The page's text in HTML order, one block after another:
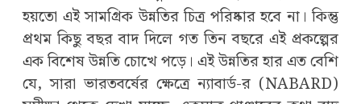
হয়তো এই সামগ্রিক উন্নতির চিত্র পরিষ্কার হবে না। কিন্তু
প্রথম কিছু বছর বাদ দিলে গত তিন বছরে এই প্রকল্পের
এক বিশেষ উন্নতি চোখে পড়ে। এই উন্নতির হার এত বেশি
যে, সারা ভারতবর্ষের ক্ষেত্রে ন্যাবার্ড-র (NABARD)